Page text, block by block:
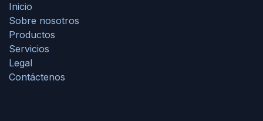
Inicio
Sobre nosotros
Productos
Servicios
Legal
Contáctenos